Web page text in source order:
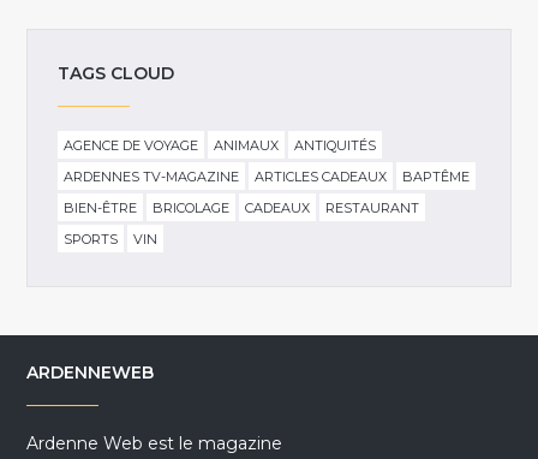
TAGS CLOUD
AGENCE DE VOYAGE ANIMAUX
ANTIQUITÉS
ARDENNES TV-MAGAZINE
ARTICLES CADEAUX
BAPTÊME
BIEN-ÊTRE
BRICOLAGE CADEAUX
RESTAURANT
SPORTS
VIN
ARDENNEWEB
Ardenne Web est le magazine